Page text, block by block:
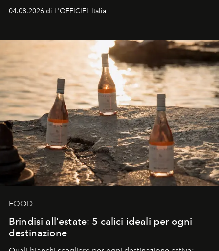
colonna sonora della stagione.
04.08.2026 di L'OFFICIEL Italia
FOOD
Brindisi all'estate: 5 calici ideali per ogni
destinazione